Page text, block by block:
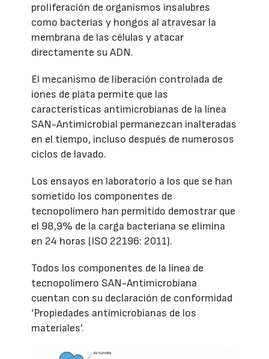
proliferación de organismos insalubres
como bacterias y hongos al atravesar la
membrana de las células y atacar
directamente su ADN.
El mecanismo de liberación controlada de
iones de plata permite que las
características antimicrobianas de la línea
SAN-Antimicrobial permanezcan inalteradas
en el tiempo, incluso después de numerosos
ciclos de lavado.
Los ensayos en laboratorio a los que se han
sometido los componentes de
tecnopolímero han permitido demostrar que
el 98,9% de la carga bacteriana se elimina
en 24 horas (ISO 22196: 2011).
Todos los componentes de la línea de
tecnopolímero SAN-Antimicrobiana
cuentan con su declaración de conformidad
‘Propiedades antimicrobianas de los
materiales’.